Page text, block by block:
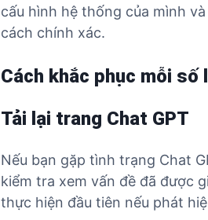
cấu hình hệ thống của mình
cách chính xác.
Cách khắc phục mỗi số
Tải lại trang Chat GPT
Nếu bạn gặp tình trạng Chat
kiểm tra xem vấn đề đã được
thực hiện đầu tiên nếu phát